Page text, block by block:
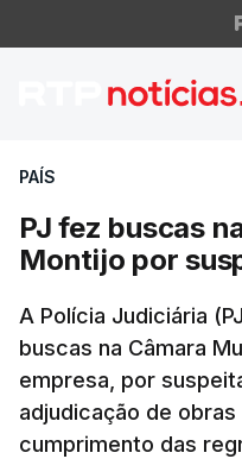
PJ fez
PAÍS
PJ fez buscas
Montijo por
A Polícia Judiciária
buscas na Câmara
empresa, por
adjudicação de
cumprimento das